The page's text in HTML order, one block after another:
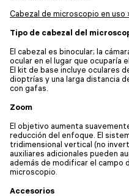
Cabezal de microscopio en uso
Tipo de cabezal del
El cabezal es binocular; la
ocular en el lugar que ocuparía
El kit de base incluye oculares
dioptrías y una larga distancia
con gafas.
Zoom
El objetivo aumenta
reducción del enfoque. El
tridimensional vertical (no
auxiliares adicionales pueden
además de modificar el campo
microscopio.
Accesorios